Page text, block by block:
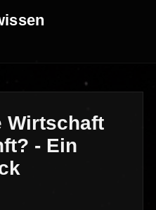
Wirtschaft
- Ein